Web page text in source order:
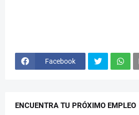
Facebook
ENCUENTRA TU PRÓXIMO EMPLEO